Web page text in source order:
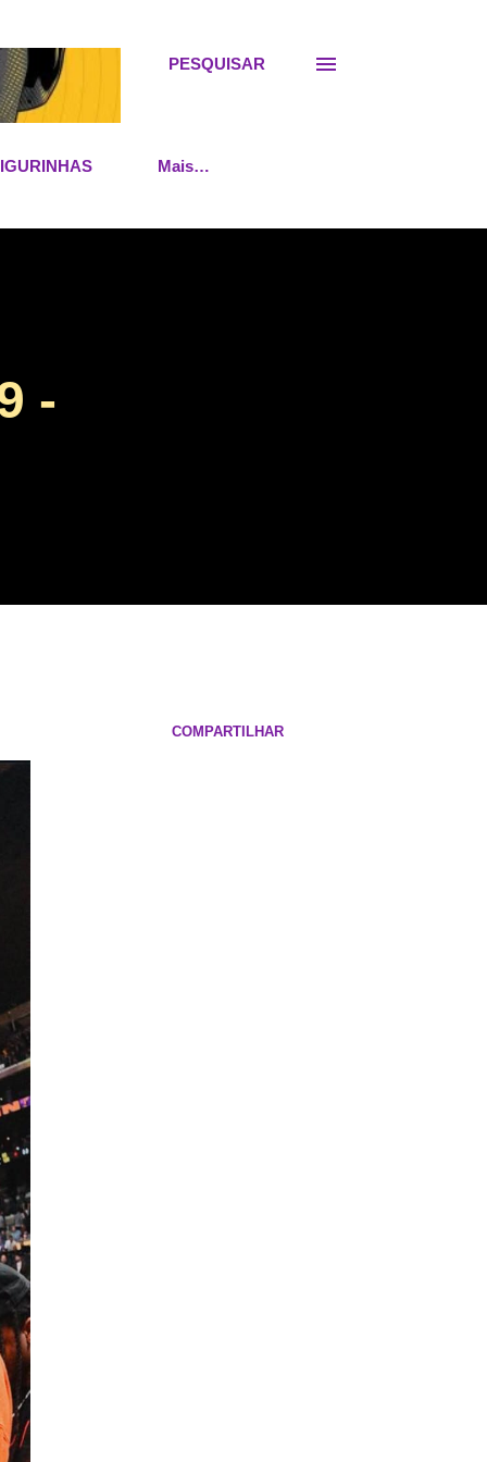
PESQUISAR
Mais…
-
COMPARTILHAR